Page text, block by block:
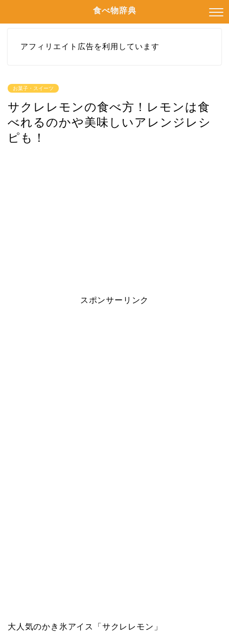
食べ物辞典
アフィリエイト広告を利用しています
お菓子・スイーツ
サクレレモンの食べ方！レモンは食
べれるのかや美味しいアレンジレシ
ピも！
スポンサーリンク
大人気のかき氷アイス「サクレレモン」